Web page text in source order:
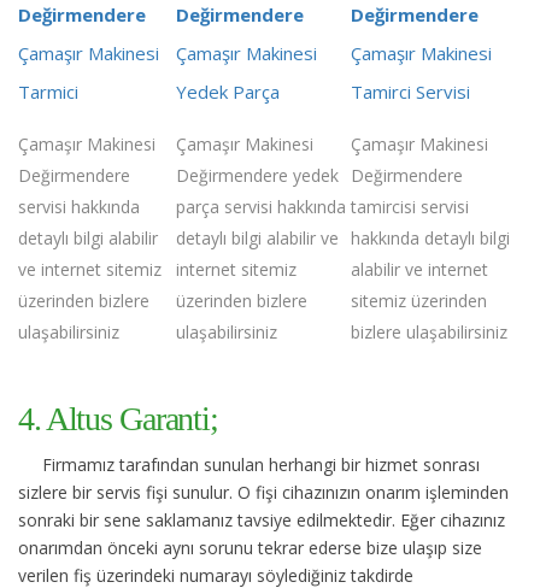
Değirmendere
Çamaşır Makinesi
Tarmici
Çamaşır Makinesi
Değirmendere
servisi hakkında
detaylı bilgi alabilir
ve internet sitemiz
üzerinden bizlere
ulaşabilirsiniz
Değirmendere
Çamaşır Makinesi
Yedek Parça
Çamaşır Makinesi
Değirmendere yedek
parça servisi hakkında
detaylı bilgi alabilir ve
internet sitemiz
üzerinden bizlere
ulaşabilirsiniz
Değirmendere
Çamaşır Makinesi
Tamirci Servisi
Çamaşır Makinesi
Değirmendere
tamircisi servisi
hakkında detaylı bilgi
alabilir ve internet
sitemiz üzerinden
bizlere ulaşabilirsiniz
4. Altus Garanti;
Firmamız tarafından sunulan herhangi bir hizmet sonrası
sizlere bir servis fişi sunulur. O fişi cihazınızın onarım işleminden
sonraki bir sene saklamanız tavsiye edilmektedir. Eğer cihazınız
onarımdan önceki aynı sorunu tekrar ederse bize ulaşıp size
verilen fiş üzerindeki numarayı söylediğiniz takdirde